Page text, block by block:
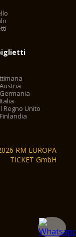
Regno Unito
RM EUROPA
TICKET GmbH